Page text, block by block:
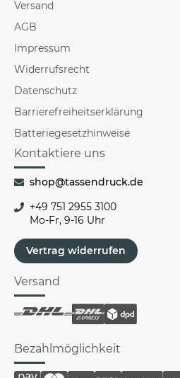
Versand
AGB
Impressum
Widerrufsrecht
Datenschutz
Barrierefreiheitserklärung
Batteriegesetzhinweise
Kontaktiere uns
shop@tassendruck.de
+49 751 2955 3100
Mo-Fr, 9-16 Uhr
Vertrag widerrufen
Versand
Bezahlmöglichkeit